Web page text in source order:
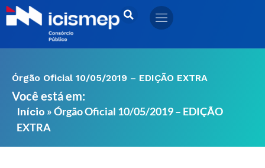
Ir
para
Órgão Oficial 10/05/2019 – EDIÇÃO EXTRA
Você está em:
Início »Órgão Oficial 10/05/2019 – EDIÇÃO
EXTRA